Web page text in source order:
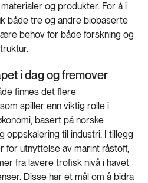
og produkter. For å i
både tre og andre biobaserte
behov for både forskning og
i dag og fremover
finnes det flere
spiller enn viktig rolle i
basert på norske
oppskalering til industri. I tillegg
for utnyttelse av marint råstoff,
fra lavere trofisk nivå i havet
Disse har et mål om å bidra